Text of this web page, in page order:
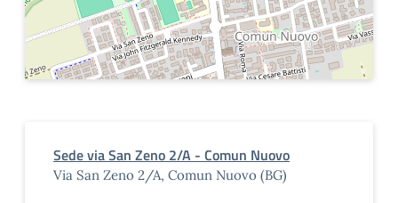
Sede via San Zeno 2/A - Comun Nuovo
Via San Zeno 2/A, Comun Nuovo (BG)